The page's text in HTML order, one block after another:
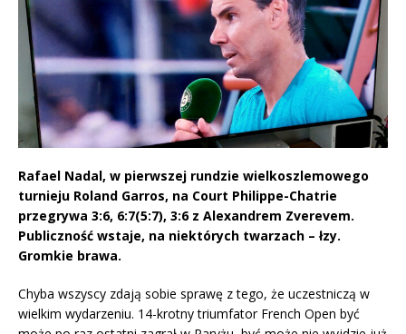
Rafael Nadal, w pierwszej rundzie wielkoszlemowego
turnieju Roland Garros, na Court Philippe-Chatrie
przegrywa 3:6, 6:7(5:7), 3:6 z Alexandrem Zverevem.
Publiczność wstaje, na niektórych twarzach – łzy.
Gromkie brawa.
Chyba wszyscy zdają sobie sprawę z tego, że uczestniczą w
wielkim wydarzeniu. 14-krotny triumfator French Open być